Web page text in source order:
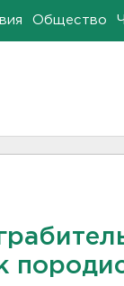
Общество